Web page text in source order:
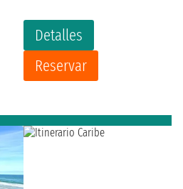
Detalles
Reservar